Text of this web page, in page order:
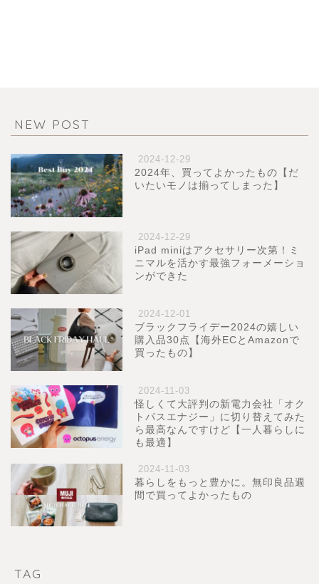
NEW POST
2024-12-29
2024年、買ってよかったもの【だ
いたいモノは揃ってしまった】
2024-12-29
iPad miniはアクセサリー次第！ミ
ニマルを活かす最強フォーメーショ
ンができた
2024-12-01
ブラックフライデー2024の嬉しい
購入品30点【海外ECとAmazonで
買ったもの】
2024-11-03
怪しくて大評判の新電力会社「オク
トパスエナジー」に切り替えてみた
ら最高なんですけど【一人暮らしに
も最適】
2024-11-03
暮らしをもっと豊かに。無印良品週
間で買ってよかったもの
TAG